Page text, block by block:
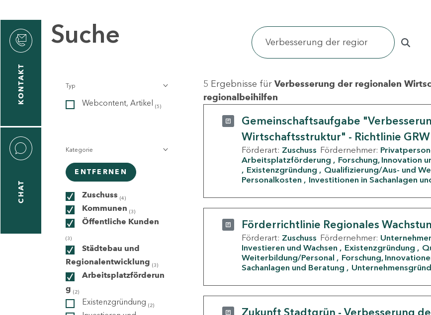
KONTAKT
CHAT
Suche
Typ
Webcontent, Artikel (5)
Kategorie
ENTFERNEN
Zuschuss (4)
Kommunen (3)
Öffentliche Kunden
(3)
Städtebau und
Regionalentwicklung (3)
Arbeitsplatzförderun
g (2)
Existenzgründung (2)
5 Ergebnisse für Verbesserung der regionalen
regionalbeihilfen
Gemeinschaftsaufgabe
Wirtschaftsstruktur" - Richtlinie GRW
Förderart: Zuschuss Fördernehmer:
Arbeitsplatzförderung
Forschung, Innovation
Existenzgründung
Qualifizierung/Aus- und
Personalkosten
Investitionen in Sachanlagen
Förderrichtlinie Regionales
Förderart: Zuschuss Fördernehmer:
Investieren und Wachsen
Existenzgründung
Weiterbildung/Personal
Forschung,
Sachanlagen und Beratung